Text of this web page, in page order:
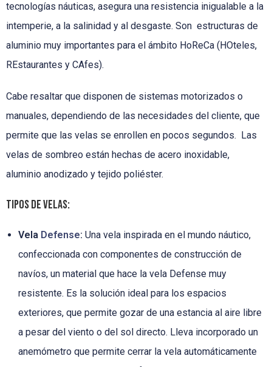
tecnologías náuticas, asegura una resistencia inigualable a la
intemperie, a la salinidad y al desgaste. Son estructuras de
aluminio muy importantes para el ámbito HoReCa (HOteles,
REstaurantes y CAfes).
Cabe resaltar que disponen de sistemas motorizados o
manuales, dependiendo de las necesidades del cliente, que
permite que las velas se enrollen en pocos segundos. Las
velas de sombreo están hechas de acero inoxidable,
aluminio anodizado y tejido poliéster.
Tipos de velas:
Vela Defense: Una vela inspirada en el mundo náutico,
confeccionada con componentes de construcción de
navíos, un material que hace la vela Defense muy
resistente. Es la solución ideal para los espacios
exteriores, que permite gozar de una estancia al aire libre
a pesar del viento o del sol directo. Lleva incorporado un
anemómetro que permite cerrar la vela automáticamente